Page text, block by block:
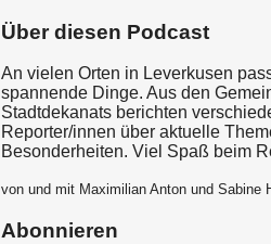
Über diesen Podcast
An vielen Orten in Leverkusen
spannende Dinge. Aus den
Stadtdekanats berichten
Reporter/innen über aktuelle
Besonderheiten. Viel Spaß beim
von und mit Maximilian Anton und Sabine
Abonnieren